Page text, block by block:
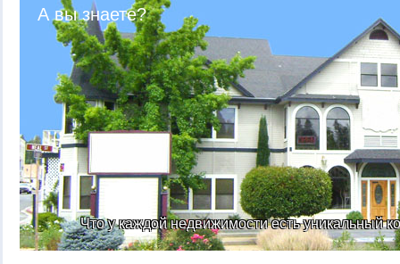
А вы знаете?
Что у каждой недвижимости есть уникальный
Что доверенность